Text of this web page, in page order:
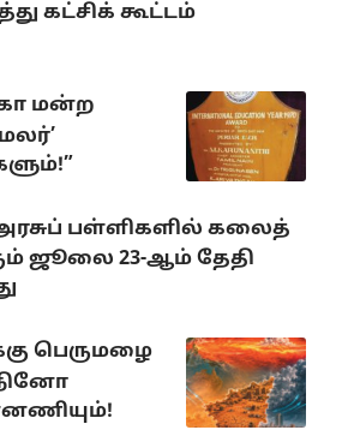
கட்சிக் கூட்டம்
மன்ற
அரசுப் பள்ளிகளில் கலைத்
ஜூலை 23-ஆம் தேதி
பெருமழை